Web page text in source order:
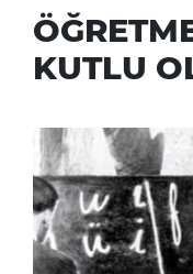
KUTLU